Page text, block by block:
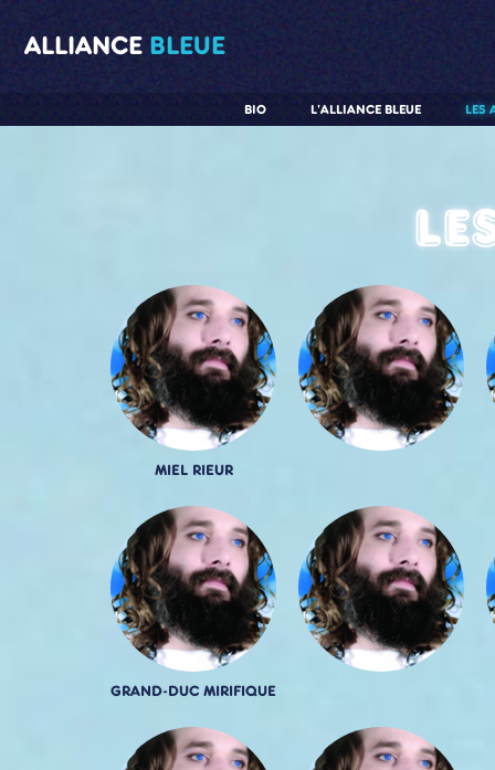
ALLIANCE BLEUE
LES
L'ALLIANCE BLEUE
BIO
MIEL RIEUR
GRAND-DUC MIRIFIQUE